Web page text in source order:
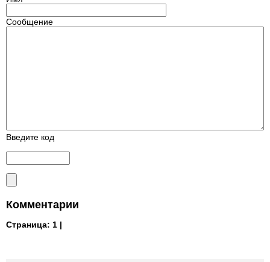
Сообщение
Введите код
Комментарии
Страница: 1 |